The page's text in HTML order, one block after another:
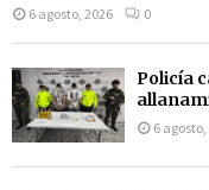
6 agosto, 2026 0
Policía
6